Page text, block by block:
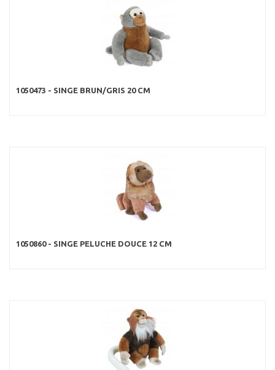
1050473 - SINGE BRUN/GRIS 20 CM
1050860 - SINGE PELUCHE DOUCE 12 CM